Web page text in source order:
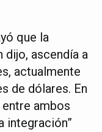
que la
dijo, ascendía a
actualmente
de dólares. En
ambos
integración”